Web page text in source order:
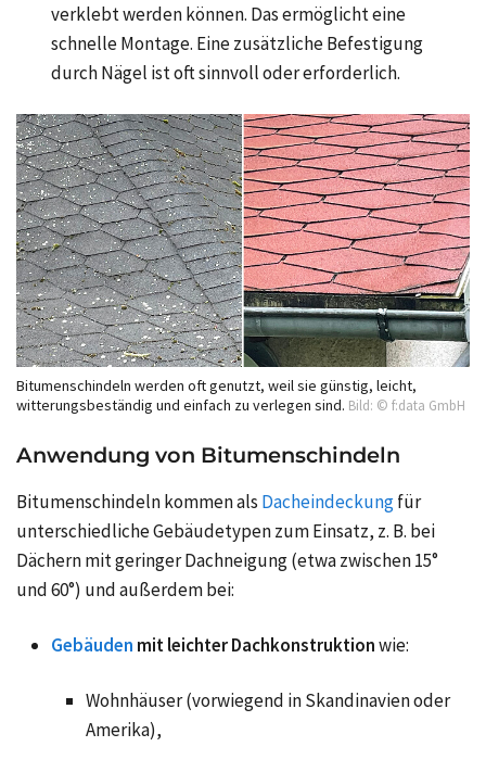
verklebt werden können. Das ermöglicht eine
schnelle Montage. Eine zusätzliche Befestigung
durch Nägel ist oft sinnvoll oder erforderlich.
Bitumenschindeln werden oft genutzt, weil sie günstig, leicht,
witterungsbeständig und einfach zu verlegen sind. Bild: © f:data GmbH
Anwendung von Bitumenschindeln
Bitumenschindeln kommen als Dacheindeckungfür
unterschiedliche Gebäudetypen zum Einsatz, z. B. bei
Dächern mit geringer Dachneigung (etwa zwischen 15°
und 60°) und außerdem bei:
Gebäuden mit leichter Dachkonstruktionwie:
Wohnhäuser (vorwiegend in Skandinavien oder
Amerika),